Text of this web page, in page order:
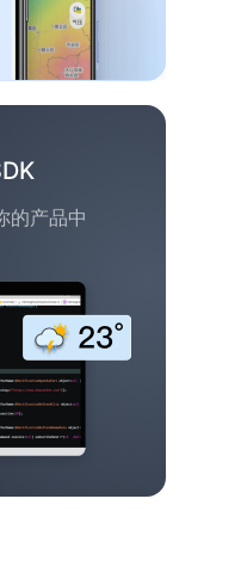
的产品中